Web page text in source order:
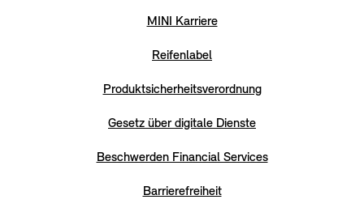
MINI Karriere
Reifenlabel
Produktsicherheitsverordnung
Gesetz über digitale Dienste
Beschwerden Financial Services
Barrierefreiheit